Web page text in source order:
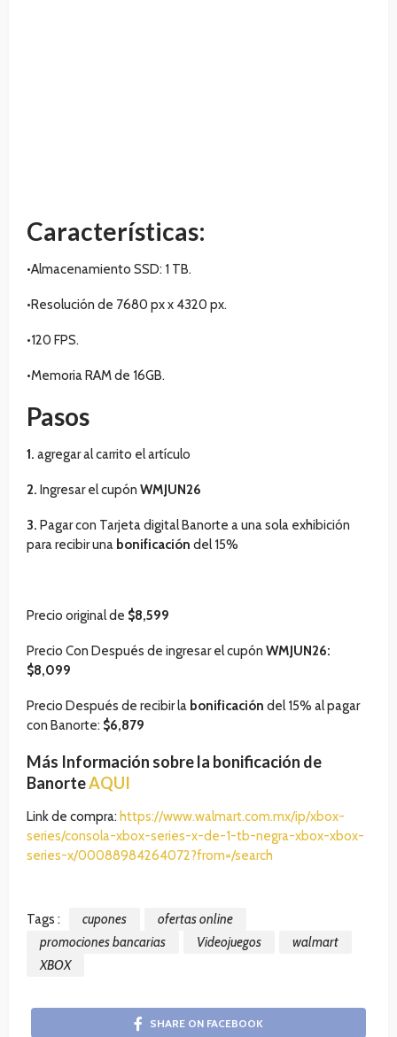
Características:
•Almacenamiento SSD: 1 TB.
•Resolución de 7680 px x 4320 px.
•120 FPS.
•Memoria RAM de 16GB.
Pasos
1. agregar al carrito el artículo
2. Ingresar el cupón WMJUN26
3. Pagar con Tarjeta digital Banorte a una sola exhibición
para recibir una bonificación del 15%
Precio original de $8,599
Precio Con Después de ingresar el cupón WMJUN26:
$8,099
Precio Después de recibir la bonificación del 15% al pagar
con Banorte: $6,879
Más Información sobre la bonificación de
BanorteAQUI
Link de compra: https://www.walmart.com.mx/ip/xbox-
series/consola-xbox-series-x-de-1-tb-negra-xbox-xbox-
series-x/00088984264072?from=/search
Tags : cupones
ofertas online
promociones bancarias
Videojuegos
walmart
XBOX
SHARE ON FACEBOOK